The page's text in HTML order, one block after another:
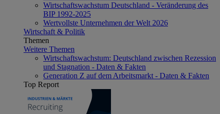
Wirtschaftswachstum Deutschland - Veränderung des
BIP 1992-2025
Wertvollste Unternehmen der Welt 2026
Wirtschaft & Politik
Themen
Weitere Themen
Wirtschaftswachstum: Deutschland zwischen Rezession
und Stagnation - Daten & Fakten
Generation Z auf dem Arbeitsmarkt - Daten & Fakten
Top Report